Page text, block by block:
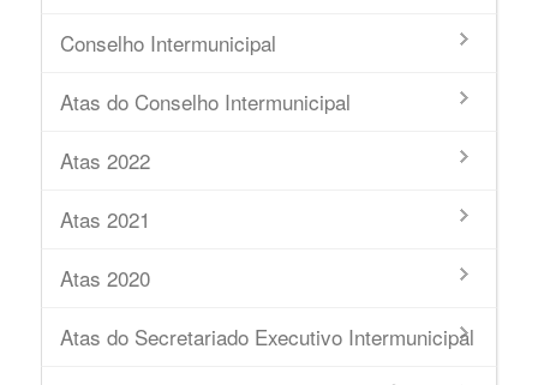
Conselho Intermunicipal
Atas do Conselho Intermunicipal
Atas 2022
Atas 2021
Atas 2020
Atas do Secretariado Executivo Intermunicipal